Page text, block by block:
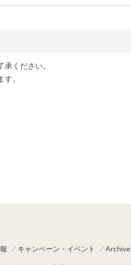
ください。
。
キャンペーン・イベント